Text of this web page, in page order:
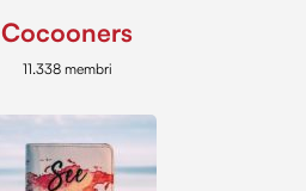
Cocooners
11.338 membri